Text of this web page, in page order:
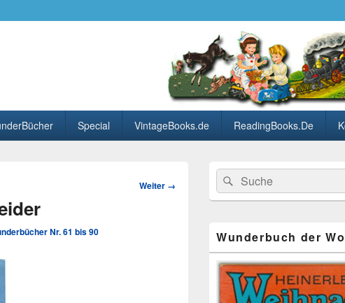
Special VintageBooks.de ReadingBooks.De
Bild-
Weiter →
Nr. 61 bis 90
Primärer
Seitenleisten
Widget-
Bereich
Search
for:
Suche
Wunderbuch der